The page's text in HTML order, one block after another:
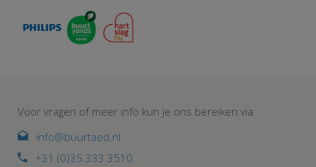
Voor vragen of meer info kun je ons bereiken via
info@buurtaed.nl
+31 (0)35 333 3510